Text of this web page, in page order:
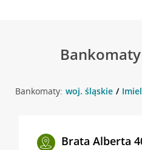
Bankomaty: woj. śląskie
Brata Alberta